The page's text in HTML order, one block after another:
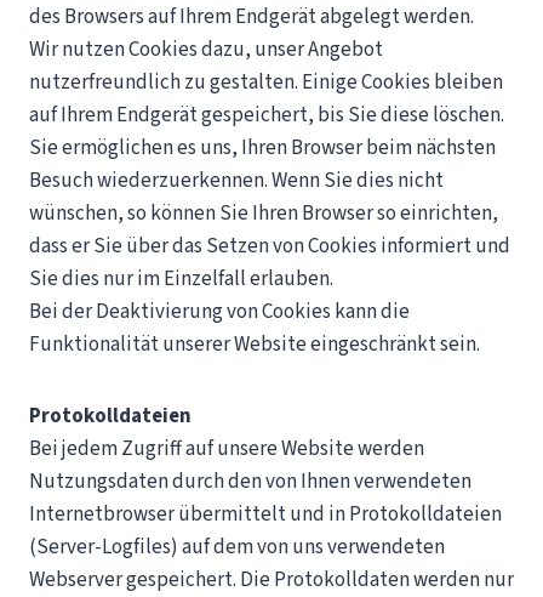
des Browsers auf Ihrem Endgerät abgelegt werden.
Wir nutzen Cookies dazu, unser Angebot
nutzerfreundlich zu gestalten. Einige Cookies bleiben
auf Ihrem Endgerät gespeichert, bis Sie diese löschen.
Sie ermöglichen es uns, Ihren Browser beim nächsten
Besuch wiederzuerkennen. Wenn Sie dies nicht
wünschen, so können Sie Ihren Browser so einrichten,
dass er Sie über das Setzen von Cookies informiert und
Sie dies nur im Einzelfall erlauben.
Bei der Deaktivierung von Cookies kann die
Funktionalität unserer Website eingeschränkt sein.
Protokolldateien
Bei jedem Zugriff auf unsere Website werden
Nutzungsdaten durch den von Ihnen verwendeten
Internetbrowser übermittelt und in Protokolldateien
(Server-Logfiles) auf dem von uns verwendeten
Webserver gespeichert. Die Protokolldaten werden nur